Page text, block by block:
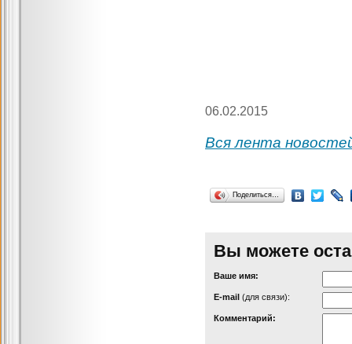
06.02.2015
Вся лента
Поделиться…
Вы можете
Ваше имя:
Е-mail (для связи):
Комментарий: